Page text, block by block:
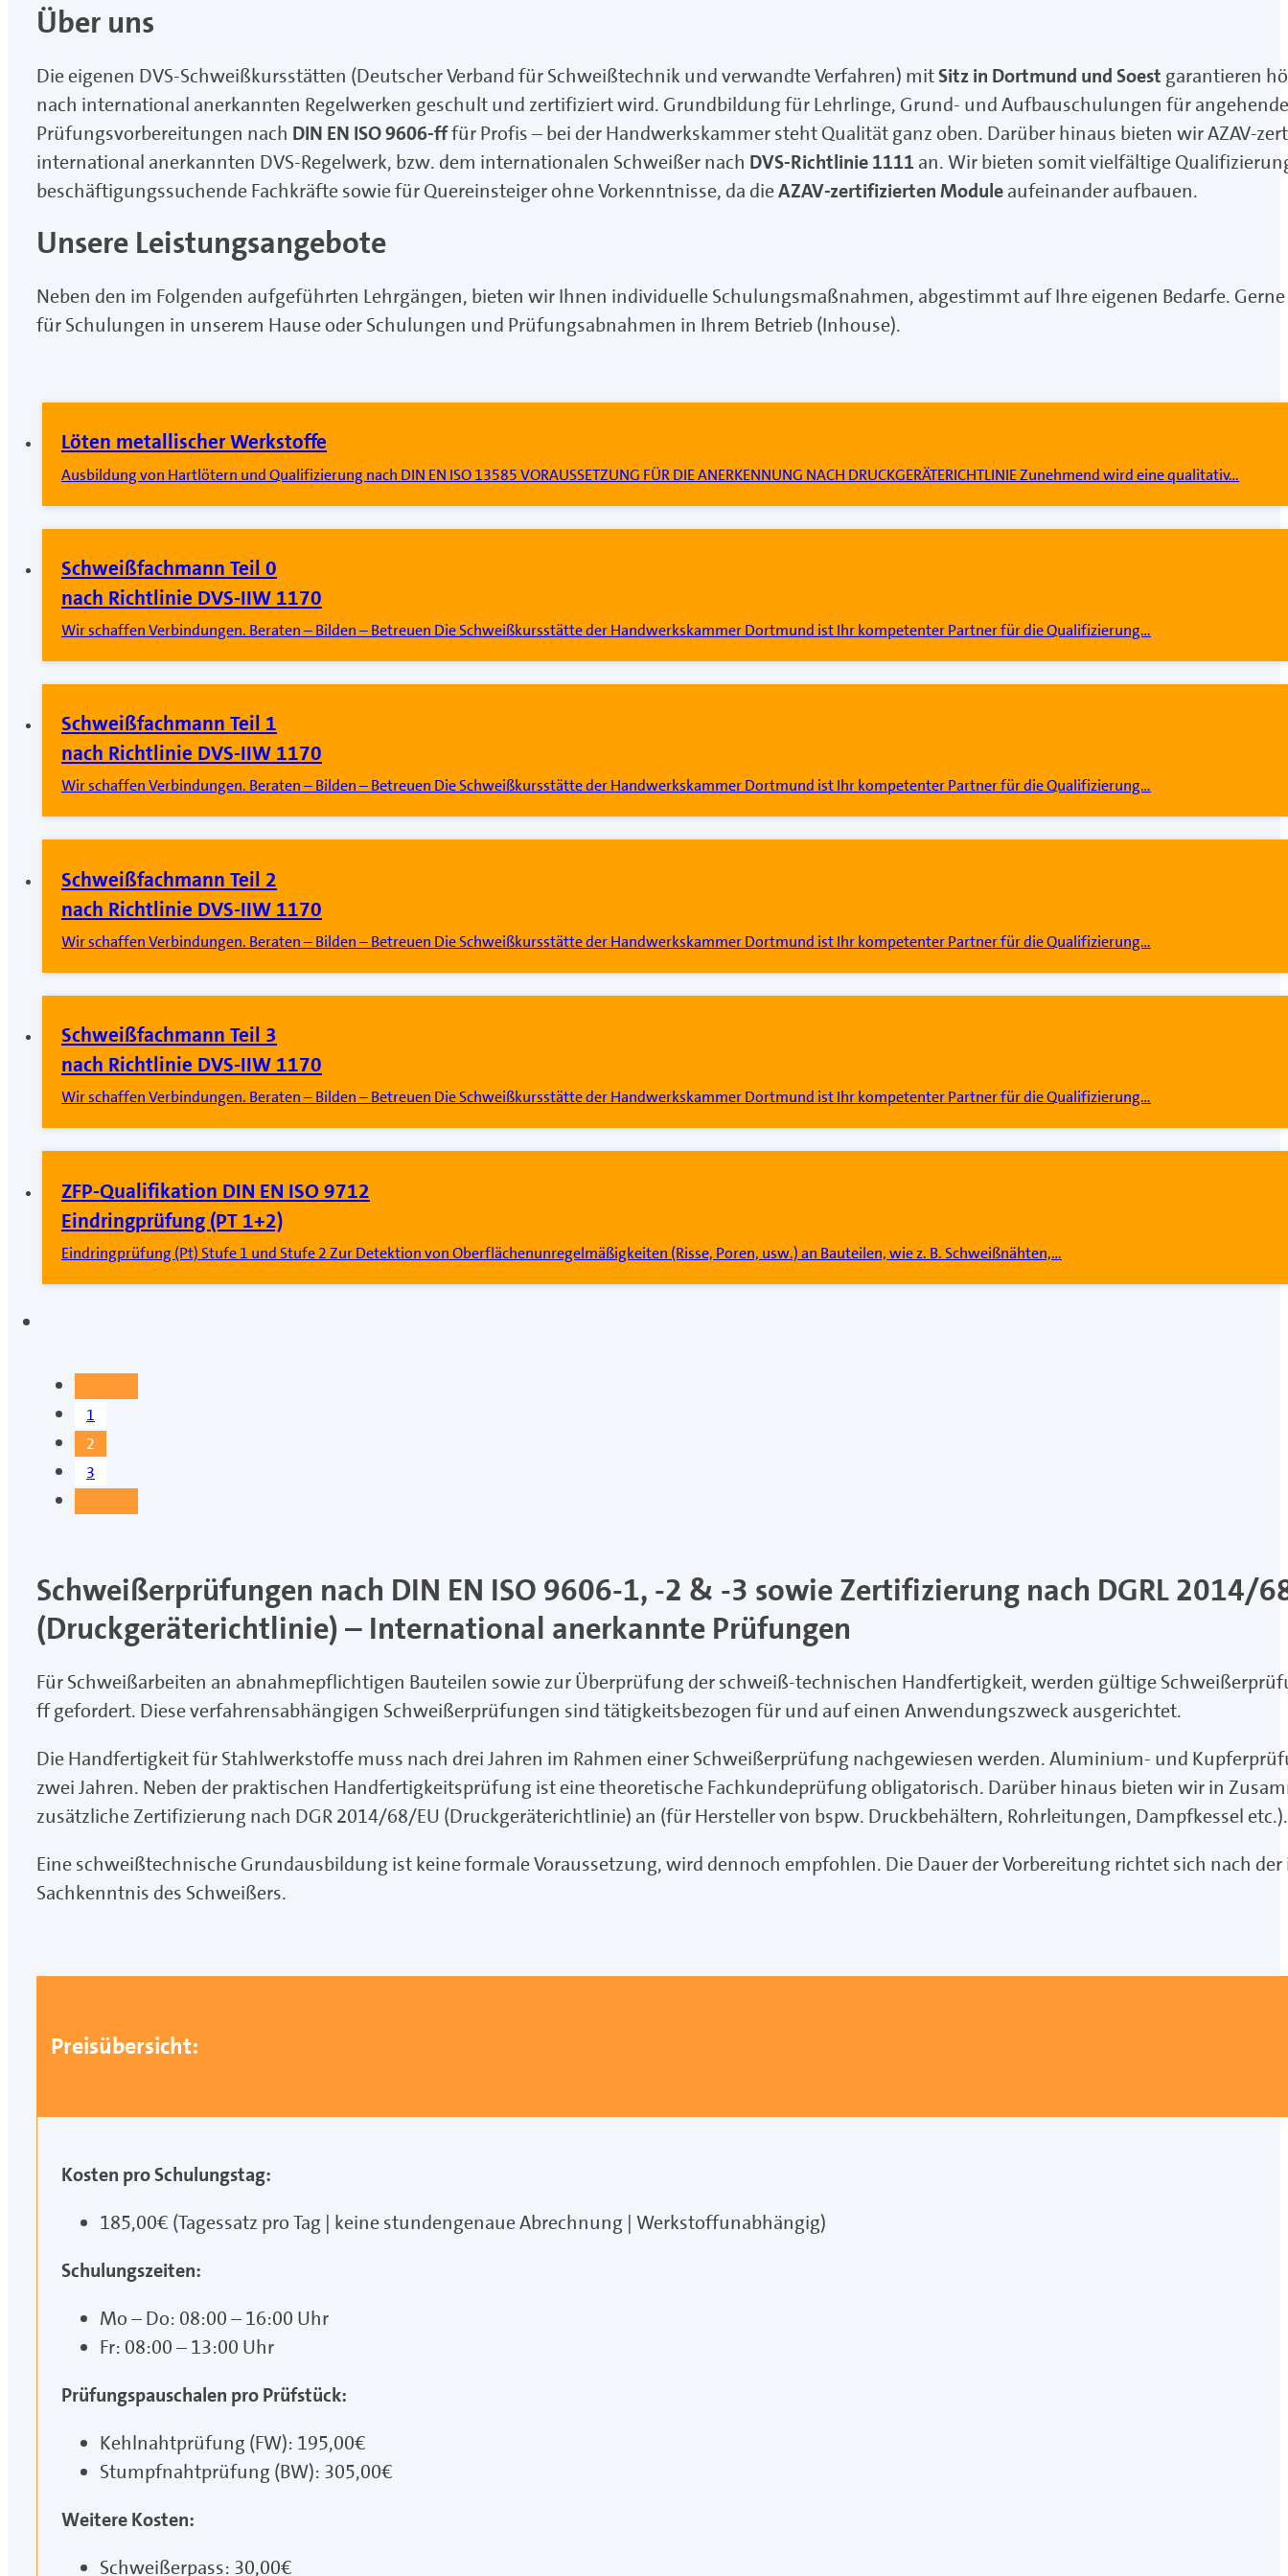
Über uns
Die eigenen DVS-Schweißkursstätten (Deutscher Verband für Schweißtechnik und verwandte Verfahren) mitSitz in Dortmund und Soest garantieren
nach international anerkannten Regelwerken geschult und zertifiziert wird. Grundbildung für Lehrlinge, Grund- und Aufbauschulungen für
Prüfungsvorbereitungen nach DIN EN ISO 9606-fffür Profis – bei der Handwerkskammer steht Qualität ganz oben. Darüber hinaus bieten wir AZAV-
international anerkannten DVS-Regelwerk, bzw. dem internationalen Schweißer nach DVS-Richtlinie 1111an. Wir bieten somit vielfältige
beschäftigungssuchende Fachkräfte sowie für Quereinsteiger ohne Vorkenntnisse, da dieAZAV-zertifizierten Moduleaufeinander aufbauen.
Unsere Leistungsangebote
Neben den im Folgenden aufgeführten Lehrgängen, bieten wir Ihnen individuelle Schulungsmaßnahmen, abgestimmt auf Ihre eigenen Bedarfe.
für Schulungen in unserem Hause oder Schulungen und Prüfungsabnahmen in Ihrem Betrieb (Inhouse).
Löten metallischer Werkstoffe
Ausbildung von Hartlötern und Qualifizierung nach DIN EN ISO 13585 VORAUSSETZUNG FÜR DIE ANERKENNUNG NACH DRUCKGERÄTERICHTLINIE Zunehmend wird eine qualitativ…
Schweißfachmann Teil 0
nach Richtlinie DVS-IIW 1170
Wir schaffen Verbindungen. Beraten – Bilden – Betreuen Die Schweißkursstätte der Handwerkskammer Dortmund ist Ihr kompetenter Partner für die Qualifizierung…
Schweißfachmann Teil 1
nach Richtlinie DVS-IIW 1170
Wir schaffen Verbindungen. Beraten – Bilden – Betreuen Die Schweißkursstätte der Handwerkskammer Dortmund ist Ihr kompetenter Partner für die Qualifizierung…
Schweißfachmann Teil 2
nach Richtlinie DVS-IIW 1170
Wir schaffen Verbindungen. Beraten – Bilden – Betreuen Die Schweißkursstätte der Handwerkskammer Dortmund ist Ihr kompetenter Partner für die Qualifizierung…
Schweißfachmann Teil 3
nach Richtlinie DVS-IIW 1170
Wir schaffen Verbindungen. Beraten – Bilden – Betreuen Die Schweißkursstätte der Handwerkskammer Dortmund ist Ihr kompetenter Partner für die Qualifizierung…
ZFP-Qualifikation DIN EN ISO 9712
Eindringprüfung (PT 1+2)
Eindringprüfung (Pt) Stufe 1 und Stufe 2 Zur Detektion von Oberflächenunregelmäßigkeiten (Risse, Poren, usw.) an Bauteilen, wie z. B. Schweißnähten,…
1
2
3
Schweißerprüfungen nach DIN EN ISO 9606-1, -2 & -3 sowie Zertifizierung nach DGRL 2014/
(Druckgeräterichtlinie) – International anerkannte Prüfungen
Für Schweißarbeiten an abnahmepflichtigen Bauteilen sowie zur Überprüfung der schweiß-technischen Handfertigkeit, werden gültige
ff gefordert. Diese verfahrensabhängigen Schweißerprüfungen sind tätigkeitsbezogen für und auf einen Anwendungszweck ausgerichtet.
Die Handfertigkeit für Stahlwerkstoffe muss nach drei Jahren im Rahmen einer Schweißerprüfung nachgewiesen werden. Aluminium- und
zwei Jahren. Neben der praktischen Handfertigkeitsprüfung ist eine theoretische Fachkundeprüfung obligatorisch. Darüber hinaus bieten wir in
zusätzliche Zertifizierung nach DGR 2014/68/EU (Druckgeräterichtlinie) an (für Hersteller von bspw. Druckbehältern, Rohrleitungen, Dampfkessel etc.).
Eine schweißtechnische Grundausbildung ist keine formale Voraussetzung, wird dennoch empfohlen. Die Dauer der Vorbereitung richtet sich nach
Sachkenntnis des Schweißers.
Preisübersicht:
Kosten pro Schulungstag:
185,00€ (Tagessatz pro Tag | keine stundengenaue Abrechnung | Werkstoffunabhängig)
Schulungszeiten:
Mo – Do: 08:00 – 16:00 Uhr
Fr: 08:00 – 13:00 Uhr
Prüfungspauschalen pro Prüfstück:
Kehlnahtprüfung (FW): 195,00€
Stumpfnahtprüfung (BW): 305,00€
Weitere Kosten:
Schweißerpass: 30,00€